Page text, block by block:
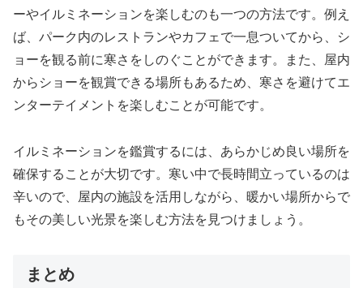
ーやイルミネーションを楽しむのも一つの方法です。例え
ば、パーク内のレストランやカフェで一息ついてから、シ
ョーを観る前に寒さをしのぐことができます。また、屋内
からショーを観賞できる場所もあるため、寒さを避けてエ
ンターテイメントを楽しむことが可能です。
イルミネーションを鑑賞するには、あらかじめ良い場所を
確保することが大切です。寒い中で長時間立っているのは
辛いので、屋内の施設を活用しながら、暖かい場所からで
もその美しい光景を楽しむ方法を見つけましょう。
まとめ